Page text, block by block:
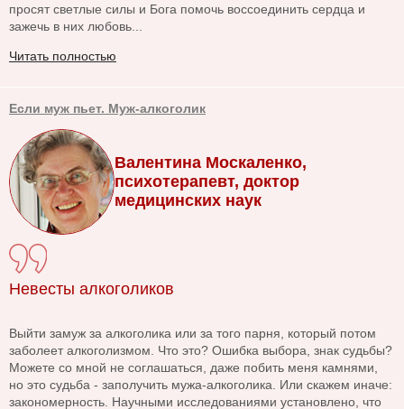
просят светлые силы и Бога помочь воссоединить сердца и
зажечь в них любовь...
Читать полностью
Если муж пьет. Муж-алкоголик
Валентина Москаленко,
психотерапевт, доктор
медицинских наук
Невесты алкоголиков
Выйти замуж за алкоголика или за того парня, который потом
заболеет алкоголизмом. Что это? Ошибка выбора, знак судьбы?
Можете со мной не соглашаться, даже побить меня камнями,
но это судьба - заполучить мужа-алкоголика. Или скажем иначе:
закономерность. Научными исследованиями установлено, что